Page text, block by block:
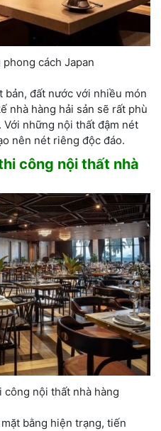
cách Japan
đất nước với nhiều món
nhà hàng hải sản sẽ rất phù
Với những nội thất đậm nét
nên nét riêng độc đáo.
công nội thất nhà
nội thất nhà hàng
bằng hiện trạng, tiến